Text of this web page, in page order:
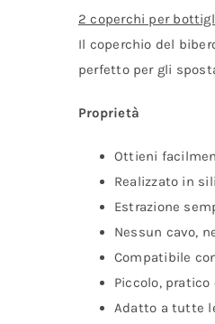
2 coperchi per
Il coperchio del
perfetto per gli
Proprietà
Ottieni
Realizzato in
Estrazione
Nessun cavo,
Compatibile
Piccolo,
Adatto a tutte